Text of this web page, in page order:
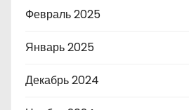
Февраль 2025
Январь 2025
Декабрь 2024